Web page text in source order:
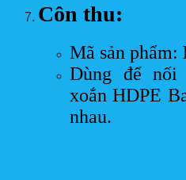
Côn thu:
Mã sản phẩm:
Dùng để nối
xoắn HDPE
nhau.